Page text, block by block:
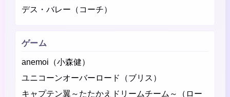
デス・バレー（コーチ）
ゲーム
anemoi（小森健）
ユニコーンオーバーロード（ブリス）
キャプテン翼～たたかえドリームチーム～（ロー